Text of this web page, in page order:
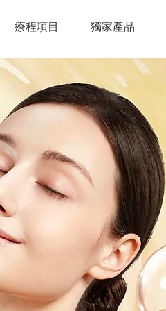
療程項目 獨家產品